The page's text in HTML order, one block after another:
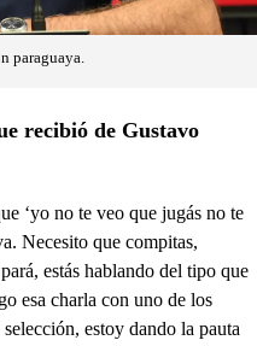
paraguaya.
recibió de Gustavo
‘yo no te veo que jugás no te
Necesito que compitas,
estás hablando del tipo que
esa charla con uno de los
estoy dando la pauta